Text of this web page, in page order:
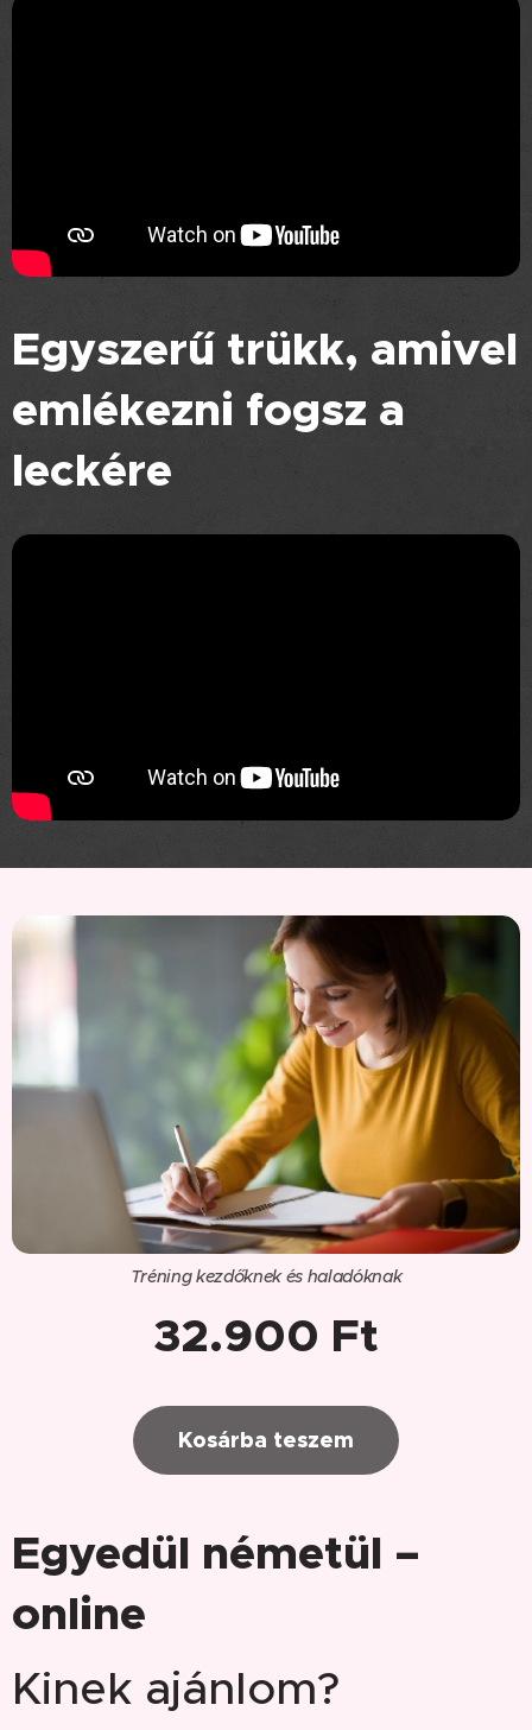
Egyszerű trükk, amivel
emlékezni fogsz a
leckére
Tréning kezdőknek és haladóknak
32.900 Ft
Kosárba teszem
Egyedül németül –
online
Kinek ajánlom?